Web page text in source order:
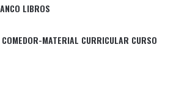
LIBROS
MATERIAL CURRICULAR CURSO